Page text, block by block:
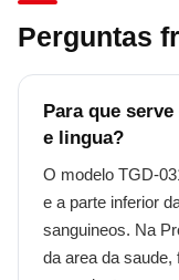
Perguntas
Para que
e lingua?
O modelo TGD-
e a parte inferior
sanguineos. Na
da area da saude,